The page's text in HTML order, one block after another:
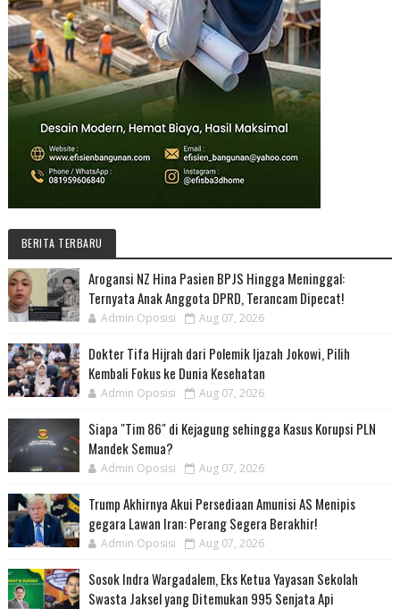
BERITA TERBARU
Arogansi NZ Hina Pasien BPJS Hingga Meninggal:
Ternyata Anak Anggota DPRD, Terancam Dipecat!
Admin Oposisi Aug 07, 2026
Dokter Tifa Hijrah dari Polemik Ijazah Jokowi, Pilih
Kembali Fokus ke Dunia Kesehatan
Admin Oposisi Aug 07, 2026
Siapa "Tim 86" di Kejagung sehingga Kasus Korupsi PLN
Mandek Semua?
Admin Oposisi Aug 07, 2026
Trump Akhirnya Akui Persediaan Amunisi AS Menipis
gegara Lawan Iran: Perang Segera Berakhir!
Admin Oposisi Aug 07, 2026
Sosok Indra Wargadalem, Eks Ketua Yayasan Sekolah
Swasta Jaksel yang Ditemukan 995 Senjata Api